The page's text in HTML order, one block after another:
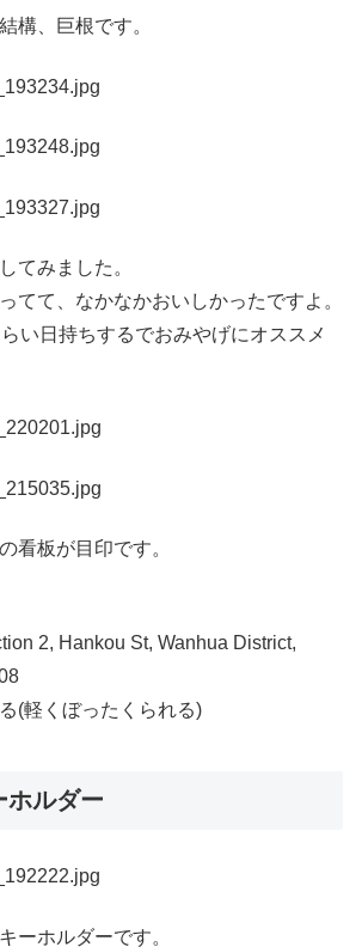
構、巨根です。
てみました。
てて、なかなかおいしかったですよ。
い日持ちするでおみやげにオススメ
看板が目印です。
2, Hankou St, Wanhua District,
(軽くぼったくられる)
ホルダー
ーホルダーです。